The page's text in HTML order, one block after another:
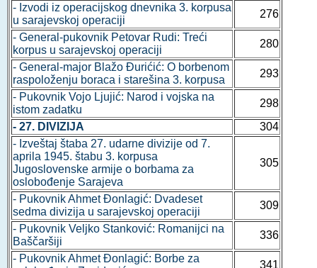
- Izvodi iz operacijskog dnevnika 3. korpusa
u sarajevskoj operaciji
276
- General-pukovnik Petovar Rudi: Treći
korpus u sarajevskoj operaciji
280
- General-major Blažo Đurićić: O borbenom
raspoloženju boraca i starešina 3. korpusa
293
- Pukovnik Vojo Ljujić: Narod i vojska na
istom zadatku
298
- 27. DIVIZIJA
304
- Izveštaj štaba 27. udarne divizije od 7.
aprila 1945. štabu 3. korpusa
Jugoslovenske armije o borbama za
oslobođenje Sarajeva
305
- Pukovnik Ahmet Đonlagić: Dvadeset
sedma divizija u sarajevskoj operaciji
309
- Pukovnik Veljko Stanković: Romanijci na
Baščaršiji
336
- Pukovnik Ahmet Đonlagić: Borbe za
341